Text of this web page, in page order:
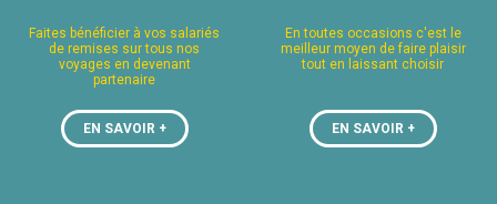
Voir sur la carte
Voir sur la carte
Faites bénéficier à vos salariés
de remises sur tous nos
voyages en devenant
partenaire
EN SAVOIR +
En toutes occasions c'est le
meilleur moyen de faire plaisir
tout en laissant choisir
EN SAVOIR +